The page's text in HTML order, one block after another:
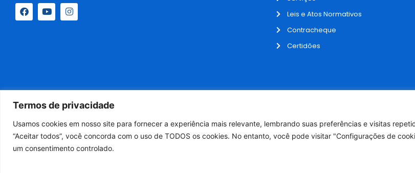
Termos de privacidade
Usamos cookies em nosso site para fornecer a experiência mais relevante, lembrando suas preferências e visitas
“Aceitar todos”, você concorda com o uso de TODOS os cookies. No entanto, você pode visitar "Configurações de
um consentimento controlado.
Leis e Atos Normativos
Contracheque
Certidões